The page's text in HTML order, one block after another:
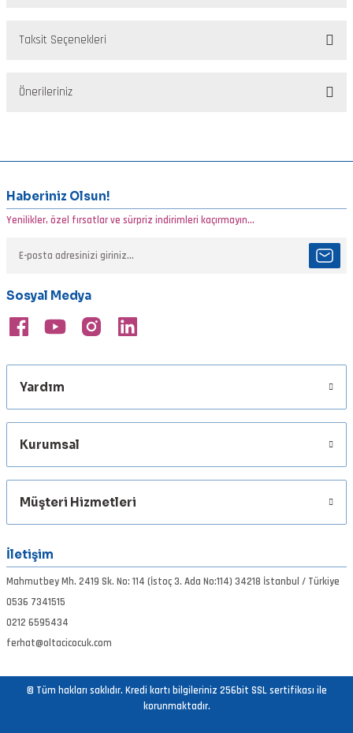
Taksit Seçenekleri
Önerileriniz
Ürün resmi kalitesiz, bozuk veya görüntülenemiyor.
Ürün açıklamasında eksik bilgiler bulunuyor.
Ürün fiyatı diğer sitelerden daha pahalı.
Bu ürüne benzer farklı alternatifler olmalı.
Gönder
Haberiniz Olsun!
Yenilikler, özel fırsatlar ve sürpriz indirimleri kaçırmayın...
Sosyal Medya
Yardım
Kurumsal
Müşteri Hizmetleri
İletişim
Mahmutbey Mh. 2419 Sk. No: 114 (İstoç 3. Ada No:114) 34218 İstanbul / Türkiye
0536 7341515
0212 6595434
ferhat@oltacicocuk.com
© Tüm hakları saklıdır. Kredi kartı bilgileriniz 256bit SSL sertifikası ile
korunmaktadır.